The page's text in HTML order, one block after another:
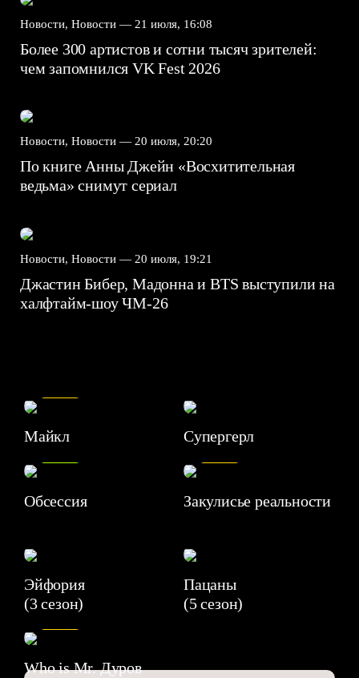
Новости, Новости — 21 июля, 16:08
Более 300 артистов и сотни тысяч зрителей:
чем запомнился VK Fest 2026
Новости, Новости — 20 июля, 20:20
По книге Анны Джейн «Восхитительная
ведьма» снимут сериал
Новости, Новости — 20 июля, 19:21
Джастин Бибер, Мадонна и BTS выступили на
халфтайм-шоу ЧМ-26
Майкл Супергерл
Обсессия
7.1
Закулисье реальности
Эйфория
(3 сезон)
Пацаны
(5 сезон)
Who is Mr. Дуров